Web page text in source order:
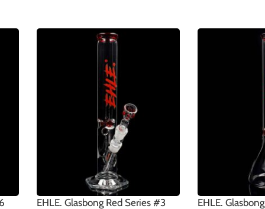
EHLE. Glasbong Red Series #3
EHLE.